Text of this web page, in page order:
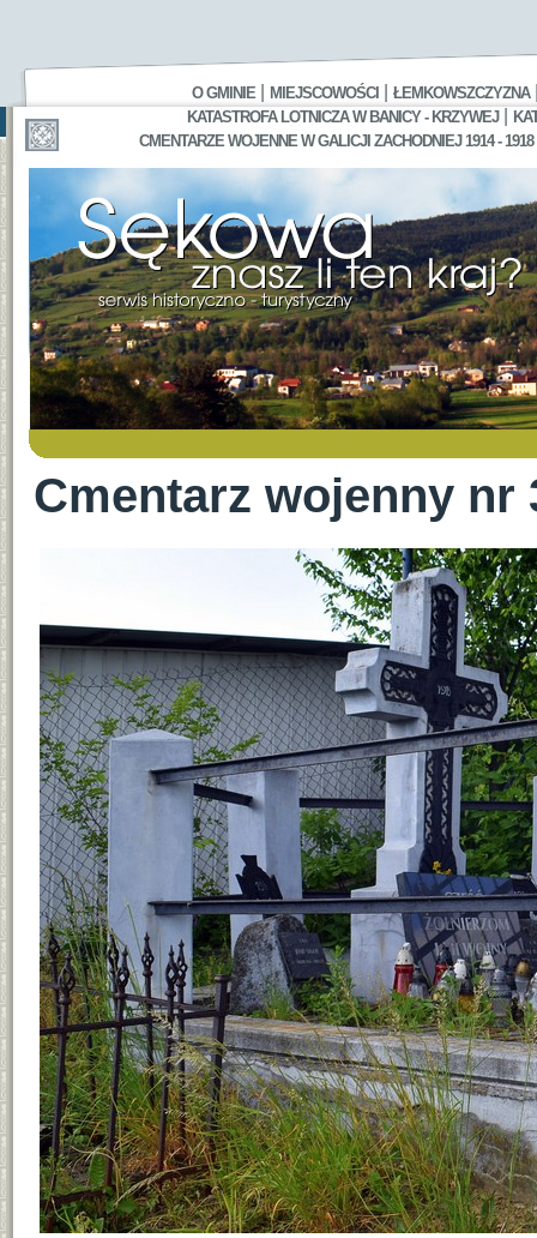
O GMINIE MIEJSCOWOŚCI ŁEMKOWSZCZYZNA
KATASTROFA LOTNICZA W BANICY - KRZYWEJ|
CMENTARZE WOJENNE W GALICJI ZACHODNIEJ 1914 - 1918
Cmentarz wojenny nr